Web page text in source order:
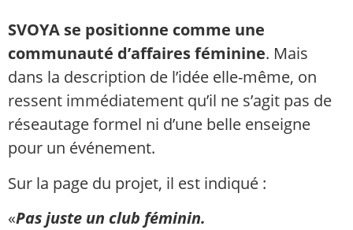
SVOYA se positionne comme une
communauté d’affaires féminine. Mais
dans la description de l’idée elle-même, on
ressent immédiatement qu’il ne s’agit pas de
réseautage formel ni d’une belle enseigne
pour un événement.
Sur la page du projet, il est indiqué :
«Pas juste un club féminin.